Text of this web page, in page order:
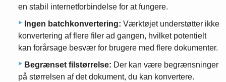
en stabil internetforbindelse for at fungere.
Ingen batchkonvertering: Værktøjet understøtter ikke
konvertering af flere filer ad gangen, hvilket potentielt
kan forårsage besvær for brugere med flere dokumenter.
Begrænset filstørrelse: Der kan være begrænsninger
på størrelsen af ​​det dokument, du kan konvertere.